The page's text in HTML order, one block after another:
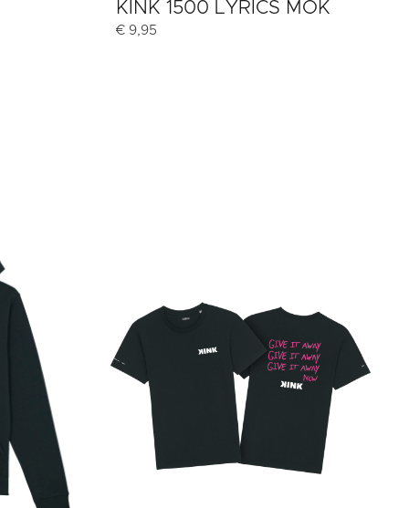
KINK 1500 LYRICS MOK
€ 9,95